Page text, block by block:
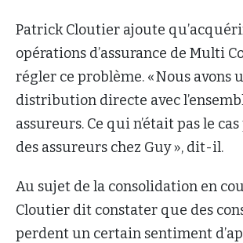
Patrick Cloutier ajoute
opérations d’assurance de Multi
régler ce problème. « Nous avons
distribution directe avec
assureurs. Ce qui n’était pas le
des assureurs chez Guy », dit-il.
Au sujet de la consolidation en
Cloutier dit constater que des
perdent un certain sentiment